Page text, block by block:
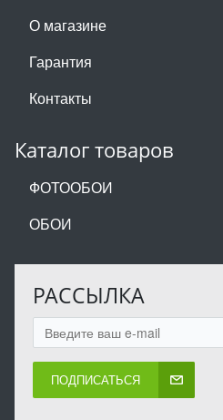
О магазине
Гарантия
Контакты
Каталог товаров
ФОТООБОИ
ОБОИ
РАССЫЛКА
ПОДПИСАТЬСЯ